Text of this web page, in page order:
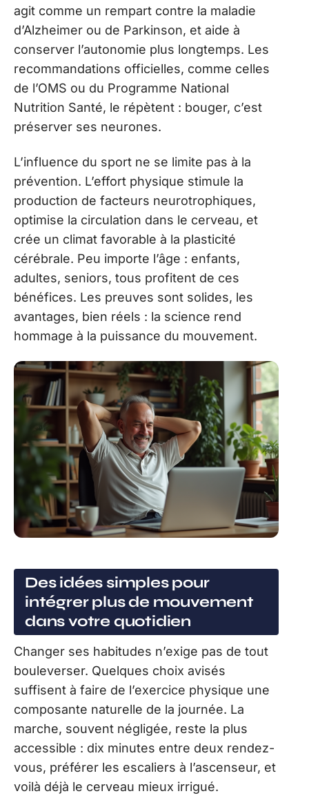
agit comme un rempart contre la maladie
d’Alzheimer ou de Parkinson, et aide à
conserver l’autonomie plus longtemps. Les
recommandations officielles, comme celles
de l’OMS ou du Programme National
Nutrition Santé, le répètent : bouger, c’est
préserver ses neurones.
L’influence du sport ne se limite pas à la
prévention. L’effort physique stimule la
production de facteurs neurotrophiques,
optimise la circulation dans le cerveau, et
crée un climat favorable à la plasticité
cérébrale. Peu importe l’âge : enfants,
adultes, seniors, tous profitent de ces
bénéfices. Les preuves sont solides, les
avantages, bien réels : la science rend
hommage à la puissance du mouvement.
Des idées simples pour
intégrer plus de mouvement
dans votre quotidien
Changer ses habitudes n’exige pas de tout
bouleverser. Quelques choix avisés
suffisent à faire de l’exercice physique une
composante naturelle de la journée. La
marche, souvent négligée, reste la plus
accessible : dix minutes entre deux rendez-
vous, préférer les escaliers à l’ascenseur, et
voilà déjà le cerveau mieux irrigué.